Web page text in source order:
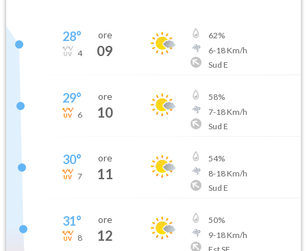
28°
4
ore
09
62%
6-18Km/h
Sud E
29°
6
ore
10
58%
7-18Km/h
Sud E
30°
7
ore
11
54%
8-18Km/h
Sud E
31°
8
ore
12
50%
9-18Km/h